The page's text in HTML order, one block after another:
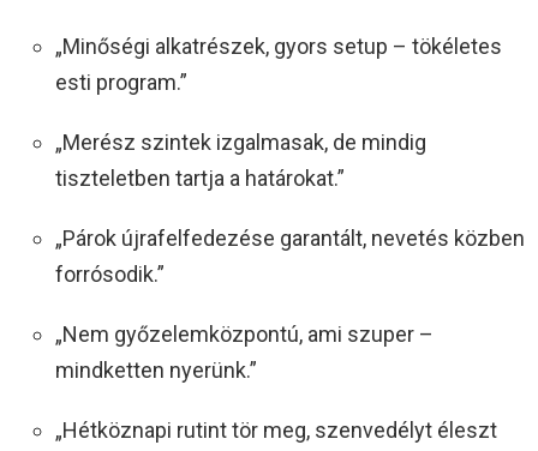
„Minőségi alkatrészek, gyors setup – tökéletes
esti program.”
„Merész szintek izgalmasak, de mindig
tiszteletben tartja a határokat.”
„Párok újrafelfedezése garantált, nevetés közben
forrósodik.”
„Nem győzelemközpontú, ami szuper –
mindketten nyerünk.”
„Hétköznapi rutint tör meg, szenvedélyt éleszt